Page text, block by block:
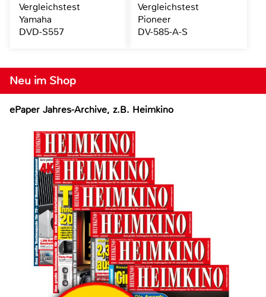
Neu im Shop
ePaper Jahres-Archive, z.B. Heimkino
Vergleichstest
Yamaha
DVD-S557
Vergleichstest
Pioneer
DV-585-A-S